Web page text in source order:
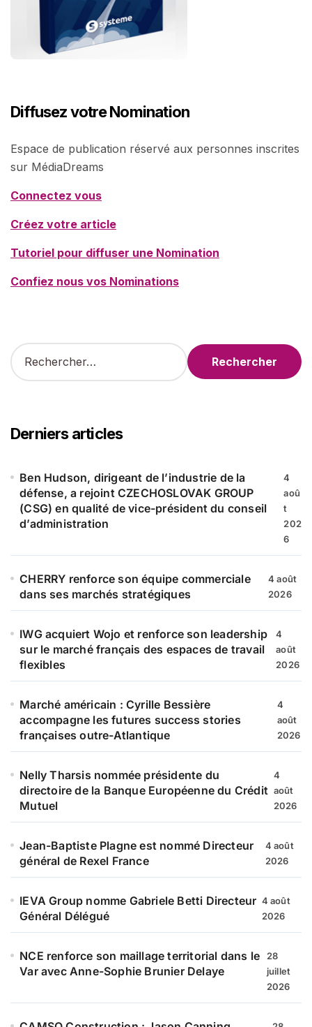
Diffusez votre Nomination
Espace de publication réservé aux personnes inscrites
sur MédiaDreams
Connectez vous
Créez votre article
Tutoriel pour diffuser une Nomination
Confiez nous vos Nominations
R
e
r
c
e
Derniers articles
Ben Hudson, dirigeant de l’industrie de la
défense, a rejoint CZECHOSLOVAK GROUP
(CSG) en qualité de vice-président du conseil
d’administration
4
aoû
t
202
6
CHERRY renforce son équipe commerciale
dans ses marchés stratégiques
4 août
2026
IWG acquiert Wojo et renforce son leadership
sur le marché français des espaces de travail
flexibles
4
août
2026
Marché américain : Cyrille Bessière
accompagne les futures success stories
françaises outre-Atlantique
4
août
2026
Nelly Tharsis nommée présidente du
directoire de la Banque Européenne du Crédit
Mutuel
4
août
2026
Jean-Baptiste Plagne est nommé Directeur
général de Rexel France
4 août
2026
IEVA Group nomme Gabriele Betti Directeur
Général Délégué
4 août
2026
NCE renforce son maillage territorial dans le
Var avec Anne-Sophie Brunier Delaye
28
juillet
2026